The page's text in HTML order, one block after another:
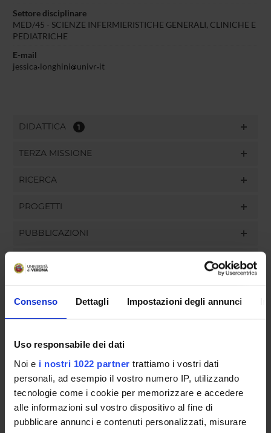
Consenso Dettagli Impostazioni degli annunci
Uso responsabile dei dati
Noi e i nostri 1022 partner trattiamo i vostri dati
personali, ad esempio il vostro numero IP, utilizzando
tecnologie come i cookie per memorizzare e accedere
alle informazioni sul vostro dispositivo al fine di
pubblicare annunci e contenuti personalizzati, misurare
Settore disciplinare
MED/45 - SCIENZE INFERMIERISTICHE GENERALI, CLINICHE E
PEDIATRICHE
E-mail
jessica longhini univr it
DIDATTICA 1
TERZA MISSIONE
RICERCA
PROGETTI
PUBBLICAZIONI
GOVERNANCE
COMMISSIONI
UFFICI E STRUTTURE DI SERVIZIO